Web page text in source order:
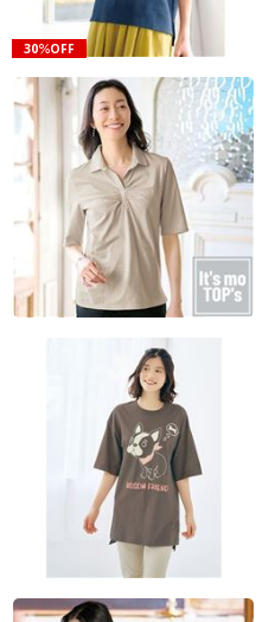
30％OFF